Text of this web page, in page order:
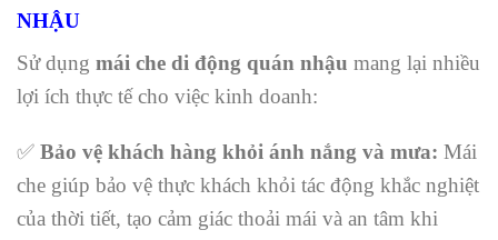
NHẬU
Sử dụng mái che di động quán nhậu mang lại nhiều
lợi ích thực tế cho việc kinh doanh:
✅ Bảo vệ khách hàng khỏi ánh nắng và mưa: Mái
che giúp bảo vệ thực khách khỏi tác động khắc nghiệt
của thời tiết, tạo cảm giác thoải mái và an tâm khi